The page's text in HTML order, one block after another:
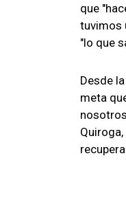
que
tuvimos
"lo que
Desde
meta